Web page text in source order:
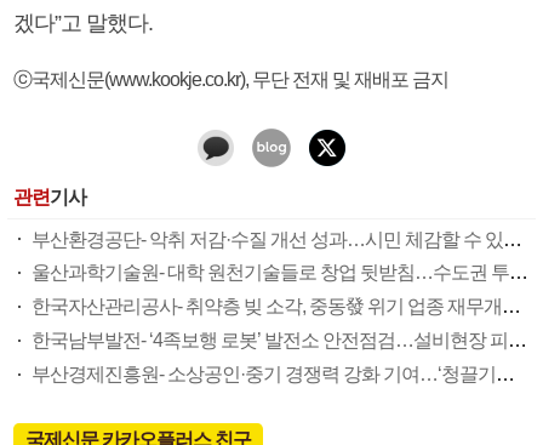
겠다”고 말했다.
ⓒ국제신문(www.kookje.co.kr), 무단 전재 및 재배포 금지
관련기사
부산환경공단- 악취 저감·수질 개선 성과…시민 체감할 수 있는 도시환경 가꿔
울산과학기술원- 대학 원천기술들로 창업 뒷받침…수도권 투자 네트워크 연결도
한국자산관리공사- 취약층 빚 소각, 중동發 위기 업종 재무개선…포용·생산금융 강화
한국남부발전- ‘4족보행 로봇’ 발전소 안전점검…설비현장 피지컬 AI 전환 가속
부산경제진흥원- 소상공인·중기 경쟁력 강화 기여…‘청끌기업’ 발굴 일자리 매칭도
국제신문 카카오플러스 친구